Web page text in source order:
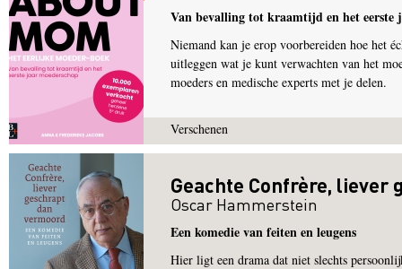
Van bevalling tot kraamtijd en het eerste
Niemand kan je erop voorbereiden hoe het
uitleggen wat je kunt verwachten van het
moeders en medische experts met je delen.
Verschenen
Geachte Confrère, liever
Oscar Hammerstein
Een komedie van feiten en leugens
Hier ligt een drama dat niet slechts